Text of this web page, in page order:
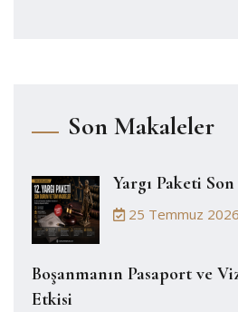
Son Makaleler
Yargı Paketi
25 Temmuz 2026
Boşanmanın Pasaport ve
Etkisi